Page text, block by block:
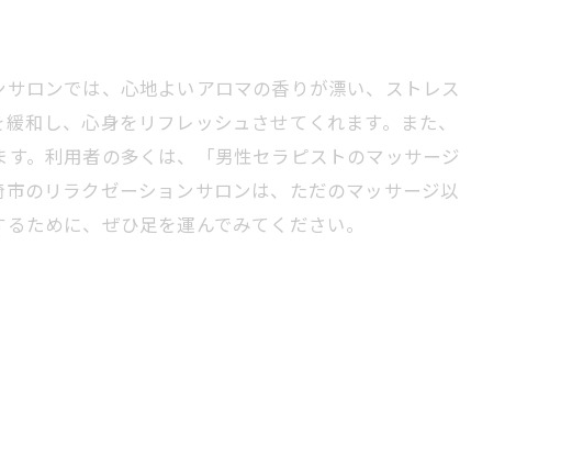
ロンでは、心地よいアロマの香りが漂い、ストレス
和し、心身をリフレッシュさせてくれます。また、
。利用者の多くは、「男性セラピストのマッサージ
のリラクゼーションサロンは、ただのマッサージ以
ために、ぜひ足を運んでみてください。